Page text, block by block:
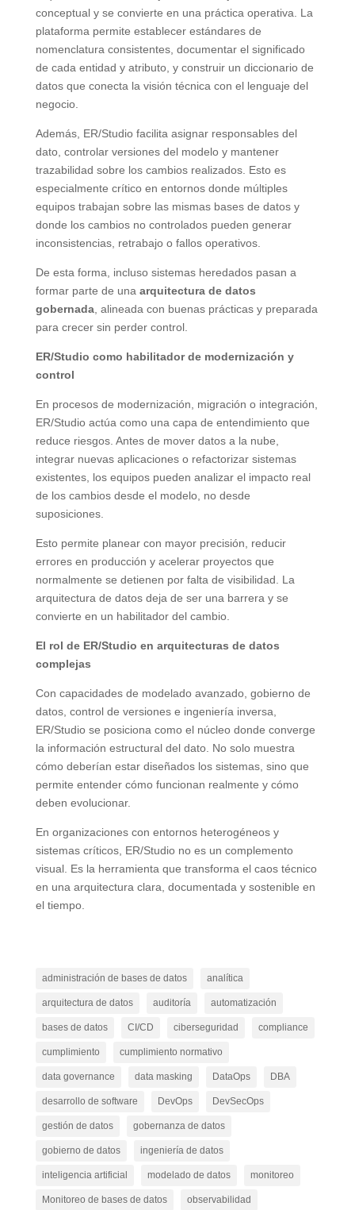
conceptual y se convierte en una práctica operativa. La
plataforma permite establecer estándares de
nomenclatura consistentes, documentar el significado
de cada entidad y atributo, y construir un diccionario de
datos que conecta la visión técnica con el lenguaje del
negocio.
Además, ER/Studio facilita asignar responsables del
dato, controlar versiones del modelo y mantener
trazabilidad sobre los cambios realizados. Esto es
especialmente crítico en entornos donde múltiples
equipos trabajan sobre las mismas bases de datos y
donde los cambios no controlados pueden generar
inconsistencias, retrabajo o fallos operativos.
De esta forma, incluso sistemas heredados pasan a
formar parte de una arquitectura de datos
gobernada, alineada con buenas prácticas y preparada
para crecer sin perder control.
ER/Studio como habilitador de modernización y
control
En procesos de modernización, migración o integración,
ER/Studio actúa como una capa de entendimiento que
reduce riesgos. Antes de mover datos a la nube,
integrar nuevas aplicaciones o refactorizar sistemas
existentes, los equipos pueden analizar el impacto real
de los cambios desde el modelo, no desde
suposiciones.
Esto permite planear con mayor precisión, reducir
errores en producción y acelerar proyectos que
normalmente se detienen por falta de visibilidad. La
arquitectura de datos deja de ser una barrera y se
convierte en un habilitador del cambio.
El rol de ER/Studio en arquitecturas de datos
complejas
Con capacidades de modelado avanzado, gobierno de
datos, control de versiones e ingeniería inversa,
ER/Studio se posiciona como el núcleo donde converge
la información estructural del dato. No solo muestra
cómo deberían estar diseñados los sistemas, sino que
permite entender cómo funcionan realmente y cómo
deben evolucionar.
En organizaciones con entornos heterogéneos y
sistemas críticos, ER/Studio no es un complemento
visual. Es la herramienta que transforma el caos técnico
en una arquitectura clara, documentada y sostenible en
el tiempo.
administración de bases de datos analítica
arquitectura de datos auditoría automatización
bases de datos CI/CD ciberseguridad compliance
cumplimiento cumplimiento normativo
data governance data masking DataOps DBA
desarrollo de software DevOps DevSecOps
gestión de datos gobernanza de datos
gobierno de datos ingeniería de datos
inteligencia artificial modelado de datos monitoreo
Monitoreo de bases de datos observabilidad